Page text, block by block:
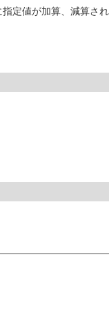
定値が加算、減算さ